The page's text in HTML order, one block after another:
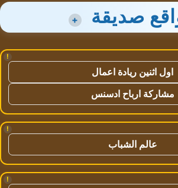
صديقة +
!
اول اثنين ريادة اعمال
مشاركة ارباح ادسنس
!
عالم الشباب
!